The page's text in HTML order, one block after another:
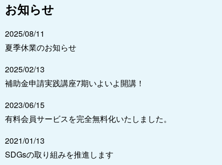
お知らせ
2025/08/11
夏季休業のお知らせ
2025/02/13
補助金申請実践講座7期いよいよ開講！
2023/06/15
有料会員サービスを完全無料化いたしました。
2021/01/13
SDGsの取り組みを推進します